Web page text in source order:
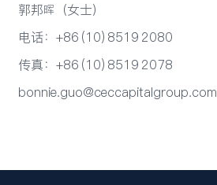
郭邦晖（女士）
电话：+86 (10) 8519 2080
传真：+86 (10) 8519 2078
bonnie.guo@ceccapitalgroup.com